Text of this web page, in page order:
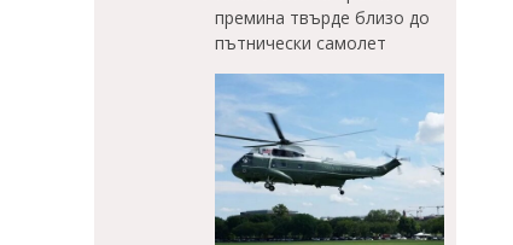
премина твърде близо до
пътнически самолет